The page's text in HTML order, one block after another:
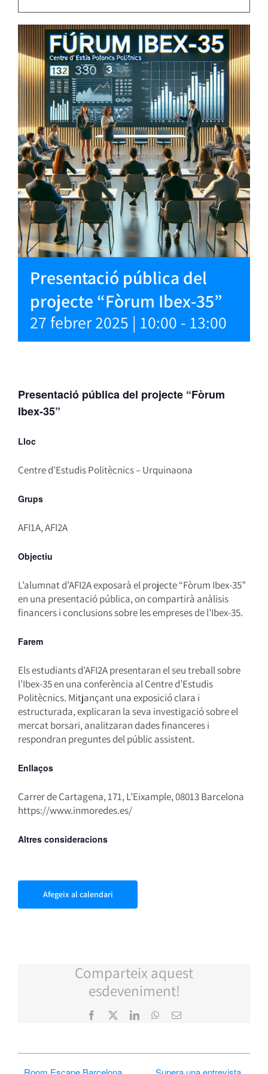
Presentació pública del
projecte “Fòrum Ibex-35”
27 febrer 2025 | 10:00 - 13:00
Presentació pública del projecte “Fòrum
Ibex-35”
Lloc
Centre d’Estudis Politècnics – Urquinaona
Grups
AFI1A, AFI2A
Objectiu
L’alumnat d’AFI2A exposarà el projecte “Fòrum Ibex-35”
en una presentació pública, on compartirà anàlisis
financers i conclusions sobre les empreses de l’Ibex-35.
Farem
Els estudiants d’AFI2A presentaran el seu treball sobre
l’Ibex-35 en una conferència al Centre d’Estudis
Politècnics. Mitjançant una exposició clara i
estructurada, explicaran la seva investigació sobre el
mercat borsari, analitzaran dades financeres i
respondran preguntes del públic assistent.
Enllaços
Carrer de Cartagena, 171, L’Eixample, 08013 Barcelona
https://www.inmoredes.es/
Altres consideracions
Afegeix al calendari
Comparteix aquest
esdeveniment!
Facebook LinkedInWhatsApp
Email: